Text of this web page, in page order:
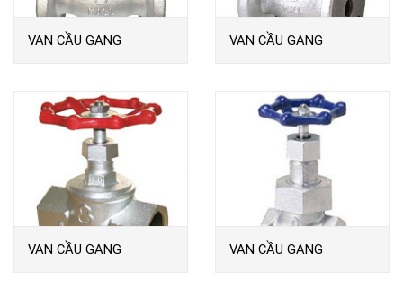
VAN CẦU GANG
VAN CẦU GANG
VAN CẦU GANG
VAN CẦU GANG